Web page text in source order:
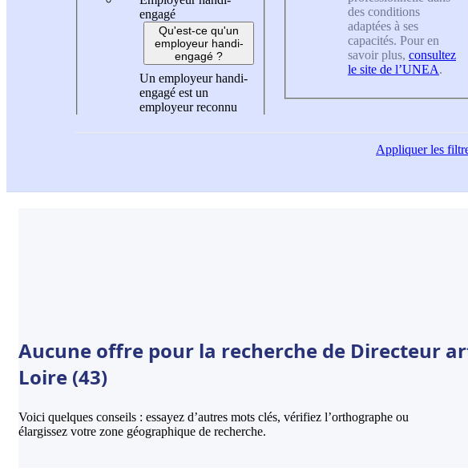
engagé
Qu'est-ce qu'un
employeur handi-
engagé ?
Un employeur handi-
engagé est un
employeur reconnu
des conditions
adaptées à ses
capacités. Pour en
savoir plus, consultez
le site de l’UNEA.
Appliquerles
Aucune offre pour la recherche de Directeur
Loire (43)
Voici quelques conseils : essayez d’autres mots clés, vérifiez l’orthographe ou
élargissez votre zone géographique de recherche.